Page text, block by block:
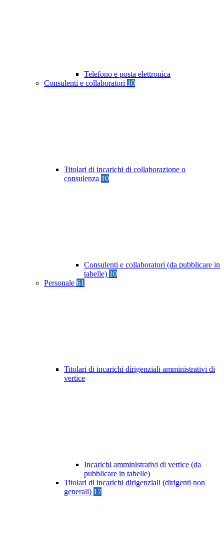
Telefono e posta elettronica
Consulenti e collaboratori 10
Titolari di incarichi di collaborazione o
consulenza 10
Consulenti e collaboratori (da pubblicare in
tabelle) 10
Personale 61
Titolari di incarichi dirigenziali amministrativi di
vertice
Incarichi amministrativi di vertice (da
pubblicare in tabelle)
Titolari di incarichi dirigenziali (dirigenti non
generali) 17